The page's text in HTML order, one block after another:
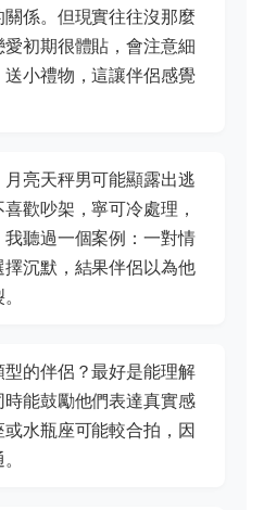
係。但現實往往沒那麼
初期很體貼，會注意細
小禮物，這讓伴侶感覺
亮天秤男可能顯露出逃
歡吵架，寧可冷處理，
聽過一個案例：一對情
沉默，結果伴侶以為他
的伴侶？最好是能理解
能鼓勵他們表達真實感
水瓶座可能較合拍，因